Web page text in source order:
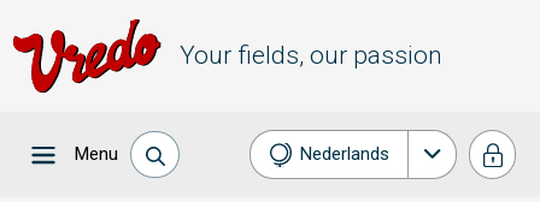
Your fields, our passion
Menu Nederlands